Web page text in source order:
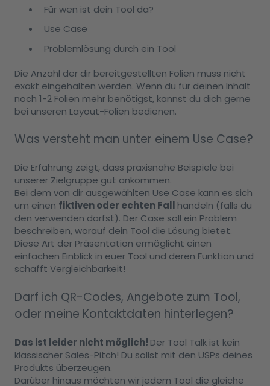
Für wen ist dein Tool da?
Use Case
Problemlösung durch ein Tool
Die Anzahl der dir bereitgestellten Folien muss nicht
exakt eingehalten werden. Wenn du für deinen Inhalt
noch 1-2 Folien mehr benötigst, kannst du dich gerne
bei unseren Layout-Folien bedienen.
Was versteht man unter einem Use Case?
Die Erfahrung zeigt, dass praxisnahe Beispiele bei
unserer Zielgruppe gut ankommen.
Bei dem von dir ausgewählten Use Case kann es sich
um einen fiktiven oder echten Fall handeln (falls du
den verwenden darfst). Der Case soll ein Problem
beschreiben, worauf dein Tool die Lösung bietet.
Diese Art der Präsentation ermöglicht einen
einfachen Einblick in euer Tool und deren Funktion und
schafft Vergleichbarkeit!
Darf ich QR-Codes, Angebote zum Tool,
oder meine Kontaktdaten hinterlegen?
Das ist leider nicht möglich! Der Tool Talk ist kein
klassischer Sales-Pitch! Du sollst mit den USPs deines
Produkts überzeugen.
Darüber hinaus möchten wir jedem Tool die gleiche